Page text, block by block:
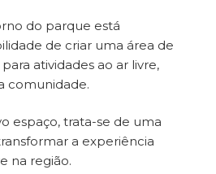
do parque está
de criar uma área de
atividades ao ar livre,
comunidade.
espaço, trata-se de uma
a experiência
na região.